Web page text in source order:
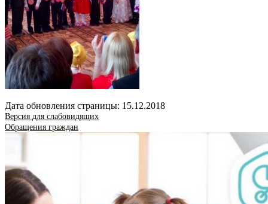
Дата обновления страницы: 15.12.2018
Версия для слабовидящих
Обращения граждан